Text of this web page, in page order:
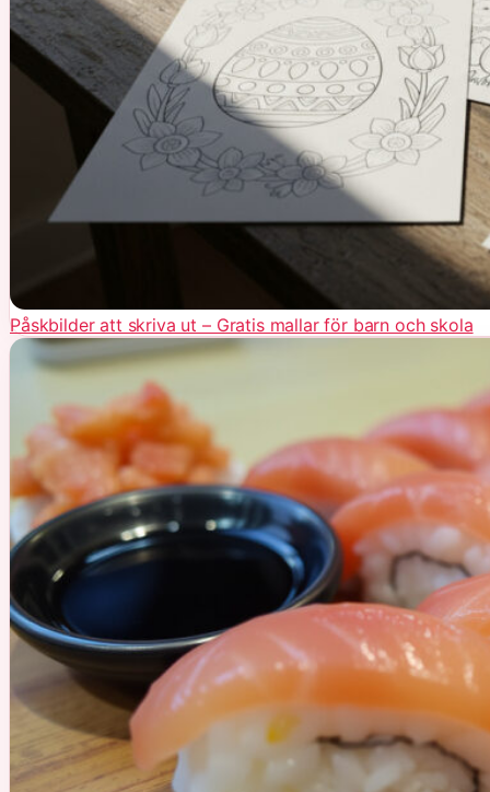
Påskbilder att skriva ut – Gratis mallar för barn och skola